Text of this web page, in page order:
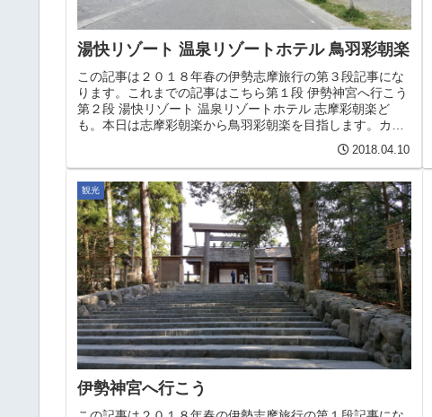
湯快リゾート 温泉リゾートホテル 鳥羽彩朝楽
この記事は２０１８年春の伊勢志摩旅行の第３段記事にな
ります。これまでの記事はこちら第１段 伊勢神宮へ行こう
第２段 湯快リゾート 温泉リゾートホテル 志摩彩朝楽ど
も。本日は志摩彩朝楽から鳥羽彩朝楽を目指します。カー
2018.04.10
観光
伊勢神宮へ行こう